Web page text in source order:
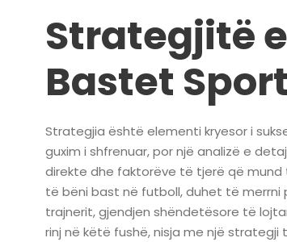
Strategjitë
Bastet
Strategjia është elementi kryesor i
guxim i shfrenuar, por një analizë e
direkte dhe faktorëve të tjerë që mund
të bëni bast në futboll, duhet të merrni
trajnerit, gjendjen shëndetësore të
rinj në këtë fushë, nisja me një